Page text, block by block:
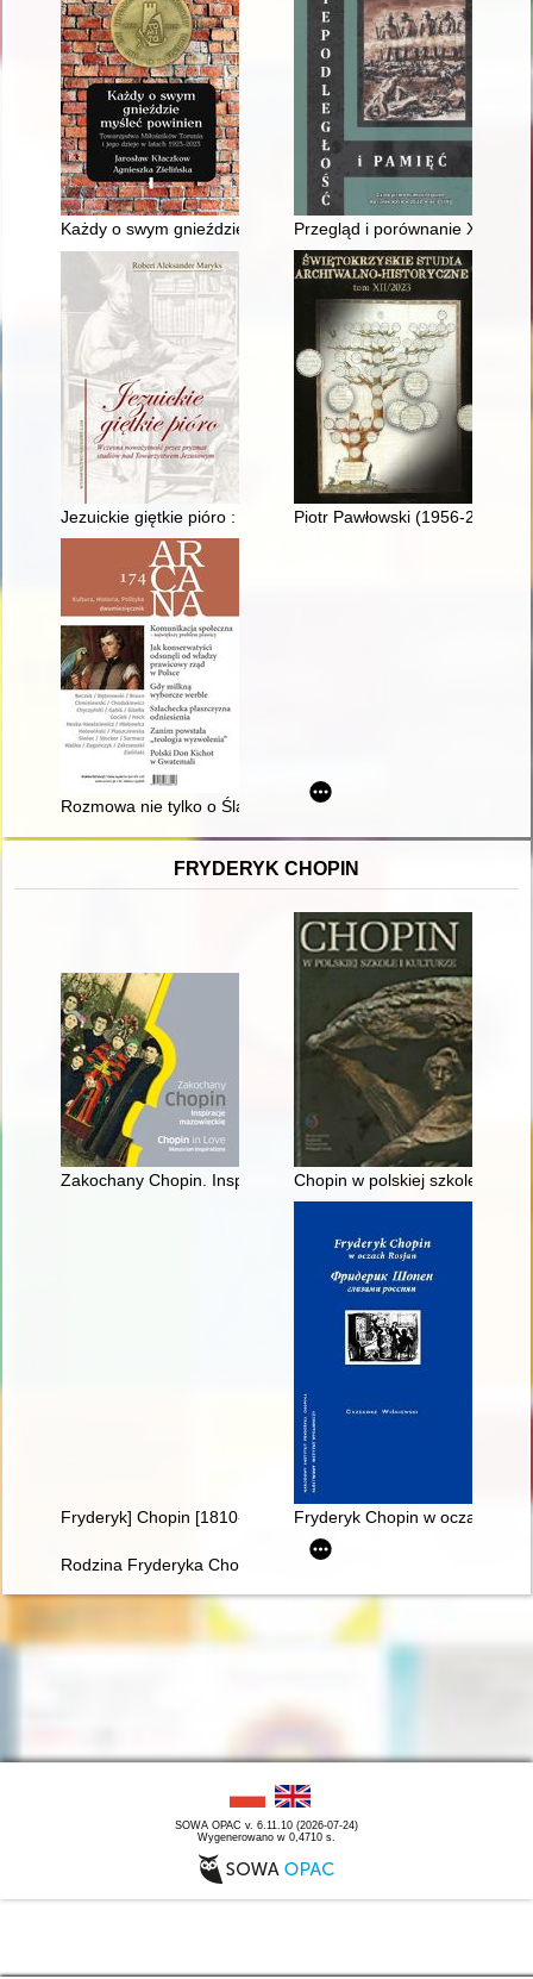
Każdy o swym gnieździe myśleć powinien : Towarzystwo
Przegląd i porównanie XIX-
Jezuickie giętkie pióro : wczesna nowożytność przez pryzmat
Piotr Pawłowski (1956-2022)
Rozmowa nie tylko o Śląsku
FRYDERYK CHOPIN
Zakochany Chopin. Inspiracje mazowieckie. Chopin in love.
Chopin w polskiej szkole i
Fryderyk] Chopin [1810-1849] Fryderyk Chopin w oczach
Rodzina Fryderyka Chopina na przełomie XVIII i XIX w
SOWA OPAC v. 6.11.10 (2026-07-24)
Wygenerowano w 0,4710 s.